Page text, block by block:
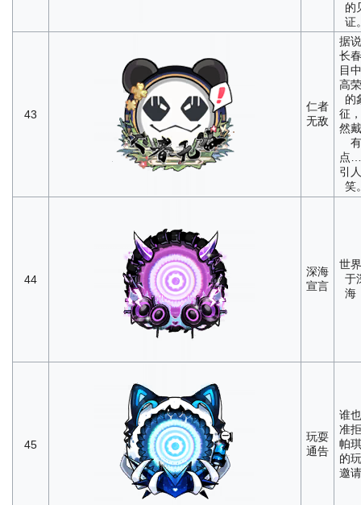
的
证
43
仁者
无敌
据
长
目
高
的
征
然
有
点
引
笑
44
深海
宣言
世
于
海
45
玩耍
通告
谁
准
帕
的
邀